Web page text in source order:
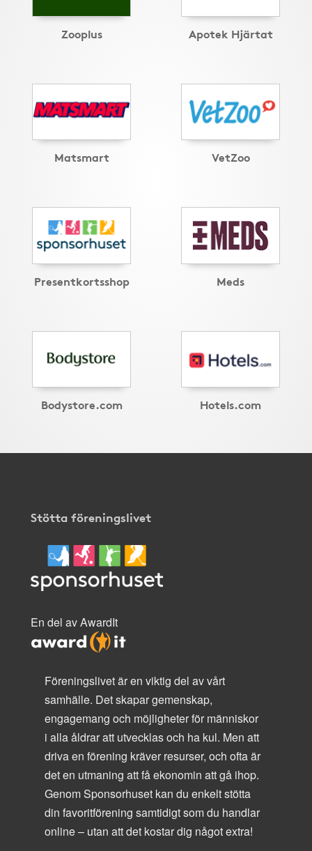
Zooplus Apotek Hjärtat
Matsmart VetZoo
Presentkortsshop Meds
Bodystore.com Hotels.com
Stötta föreningslivet
En del av AwardIt
Föreningslivet är en viktig del av vårt
samhälle. Det skapar gemenskap,
engagemang och möjligheter för människor
i alla åldrar att utvecklas och ha kul. Men att
driva en förening kräver resurser, och ofta är
det en utmaning att få ekonomin att gå ihop.
Genom Sponsorhuset kan du enkelt stötta
din favoritförening samtidigt som du handlar
online – utan att det kostar dig något extra!